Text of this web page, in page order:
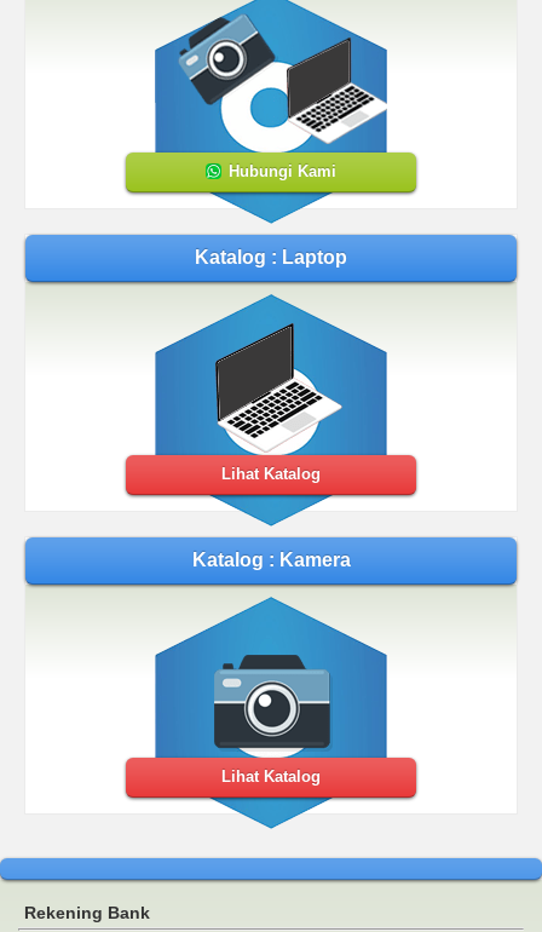
Hubungi Kami
Katalog : Laptop
Lihat Katalog
Katalog : Kamera
Lihat Katalog
Rekening Bank